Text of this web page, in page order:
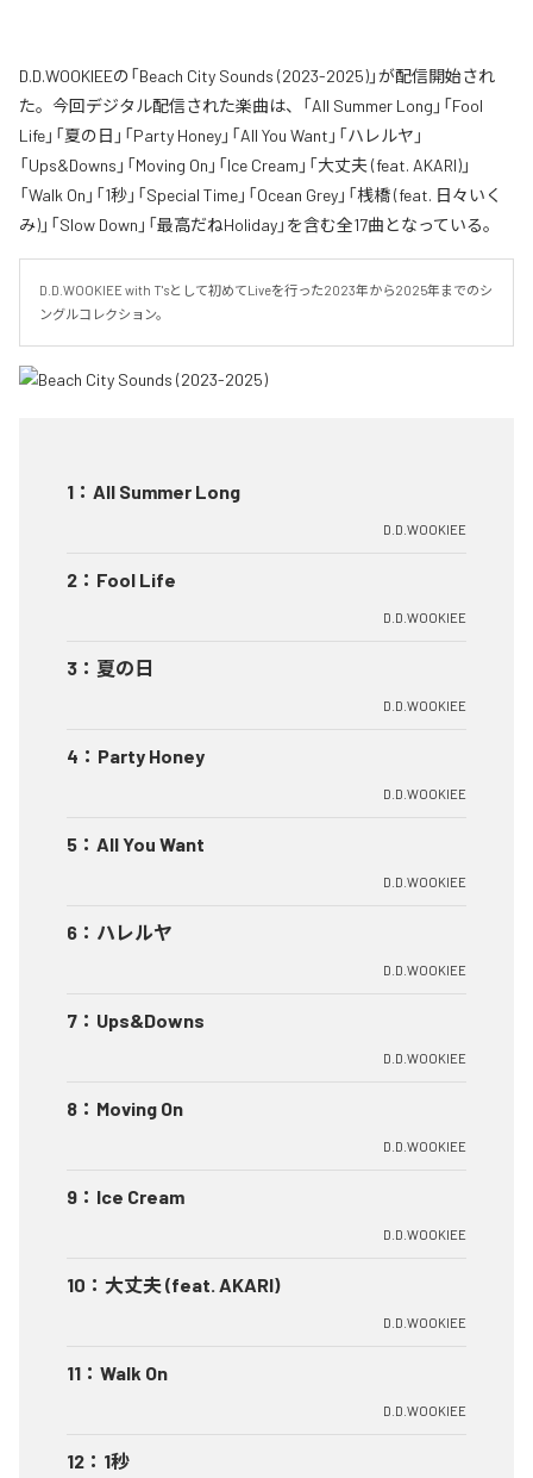
D.D.WOOKIEEの「Beach City Sounds (2023-2025)」が配信開始され
た。今回デジタル配信された楽曲は、「All Summer Long」「Fool
Life」「夏の日」「Party Honey」「All You Want」「ハレルヤ」
「Ups&Downs」「Moving On」「Ice Cream」「大丈夫 (feat. AKARI)」
「Walk On」「1秒」「Special Time」「Ocean Grey」「桟橋 (feat. 日々いく
み)」「Slow Down」「最高だねHoliday」を含む全17曲となっている。
D.D.WOOKIEE with T'sとして初めてLiveを行った2023年から2025年までのシ
ングルコレクション。
1 ： All Summer Long
D.D.WOOKIEE
2 ： Fool Life
D.D.WOOKIEE
3 ： 夏の日
D.D.WOOKIEE
4 ： Party Honey
D.D.WOOKIEE
5 ： All You Want
D.D.WOOKIEE
6 ： ハレルヤ
D.D.WOOKIEE
7 ： Ups&Downs
D.D.WOOKIEE
8 ： Moving On
D.D.WOOKIEE
9 ： Ice Cream
D.D.WOOKIEE
10 ： 大丈夫 (feat. AKARI)
D.D.WOOKIEE
11 ： Walk On
D.D.WOOKIEE
12 ： 1秒